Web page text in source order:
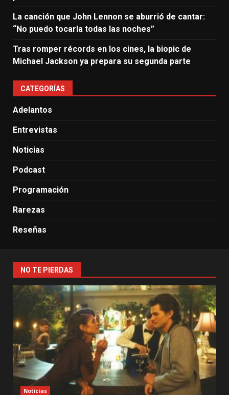
La canción que John Lennon se aburrió de cantar:
“No puedo tocarla todas las noches”
Tras romper récords en los cines, la biopic de
Michael Jackson ya prepara su segunda parte
CATEGORÍAS
Adelantos
Entrevistas
Noticias
Podcast
Programación
Rarezas
Reseñas
NO TE PIERDAS
Noticias